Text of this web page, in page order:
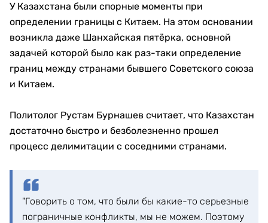
У Казахстана были спорные моменты при
определении границы с Китаем. На этом основании
возникла даже Шанхайская пятёрка, основной
задачей которой было как раз-таки определение
границ между странами бывшего Советского союза
и Китаем.
Политолог Рустам Бурнашев считает, что Казахстан
достаточно быстро и безболезненно прошел
процесс делимитации с соседними странами.
"Говорить о том, что были бы какие-то серьезные
пограничные конфликты, мы не можем. Поэтому